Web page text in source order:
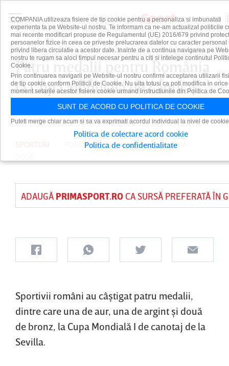
Patru medalii pentru România
la Cupa Mondială de canotaj
de la Sevilla
PUBLICAT DE DAIAN CUTUPE 31 MAI
ADAUGĂ PRIMASPORT.ROCA SURSĂ PREFERATĂ ÎN
Sportivii români au câştigat patru medalii,
dintre care una de aur, una de argint şi două
de bronz, la Cupa Mondială I de canotaj de la
Sevilla.
COMPANIA utilizeaza fisiere de tip cookie pentru a personaliza si imbunatati
experienta ta pe Website-ul nostru. Te informam ca ne-am actualizat politicile
mai recente modificari propuse de Regulamentul (UE) 2016/679 privind
persoanelor fizice in ceea ce priveste prelucrarea datelor cu caracter personal
privind libera circulatie a acestor date. Inainte de a continua navigarea pe
nostru te rugam sa aloci timpul necesar pentru a citi si intelege continutul
Cookie.
Prin continuarea navigarii pe Website-ul nostru confirmi acceptarea utilizarii
de tip cookie conform Politicii de Cookie. Nu uita totusi ca poti modifica in orice
moment setarile acestor fisiere cookie urmand instructiunile din Politica de
SUNT DE ACORD CU POLITICA DE COOKIE
Puteti merge chiar acum si sa va exprimati acordul individual la nivel de
Politica de colectare acord cookie
Politica de confidentialitate